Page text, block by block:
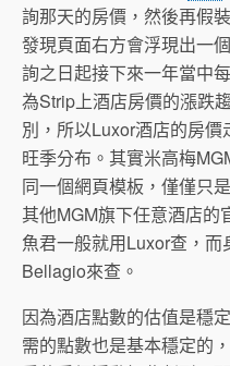
詢那天的房價，然後再假
發現頁面右方會浮現出一
詢之日起接下來一年當中
為Strip上酒店房價的漲跌
別，所以Luxor酒店的房
旺季分布。其實米高梅
同一個網頁模板，僅僅只
其他MGM旗下任意酒店的
魚君一般就用Luxor查，
Bellagio來查。
因為酒店點數的估值是穩
需的點數也是基本穩定的